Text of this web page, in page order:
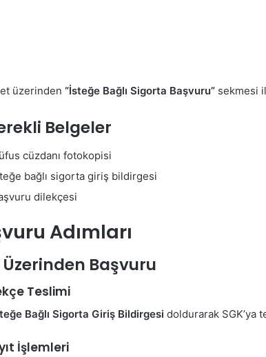
üzerinden “İsteğe Bağlı Sigorta Başvuru” sekmesi
Belgeler
cüzdanı fotokopisi
bağlı sigorta giriş bildirgesi
dilekçesi
Adımları
Üzerinden Başvuru
Teslimi
Bağlı Sigorta Giriş Bildirgesi doldurarak SGK’ya
İşlemleri